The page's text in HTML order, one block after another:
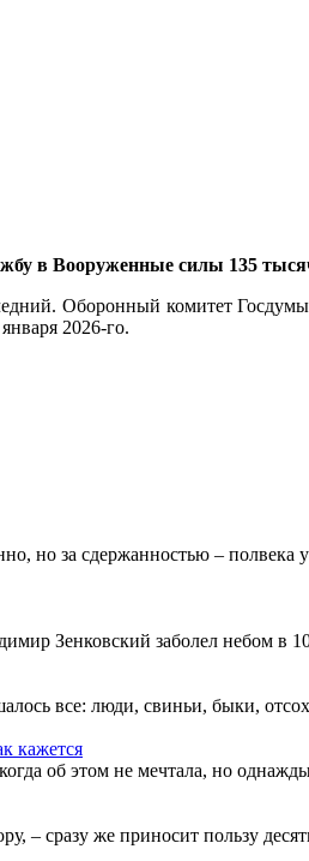
в Вооруженные силы 135
Оборонный комитет Госдумы
2026-го.
но за сдержанностью – полвека
Зенковский заболел небом в
все: люди, свиньи, быки,
кажется
об этом не мечтала, но
– сразу же приносит пользу